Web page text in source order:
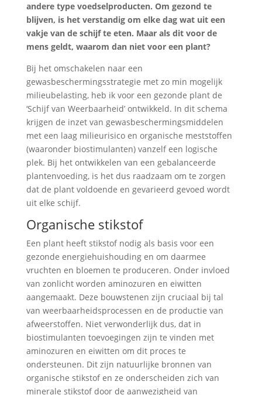
andere type voedselproducten. Om gezond te
blijven, is het verstandig om elke dag wat uit een
vakje van de schijf te eten. Maar als dit voor de
mens geldt, waarom dan niet voor een plant?
Bij het omschakelen naar een
gewasbeschermingsstrategie met zo min mogelijk
milieubelasting, heb ik voor een gezonde plant de
‘Schijf van Weerbaarheid’ ontwikkeld. In dit schema
krijgen de inzet van gewasbeschermingsmiddelen
met een laag milieurisico en organische meststoffen
(waaronder biostimulanten) vanzelf een logische
plek. Bij het ontwikkelen van een gebalanceerde
plantenvoeding, is het dus raadzaam om te zorgen
dat de plant voldoende en gevarieerd gevoed wordt
uit elke schijf.
Organische stikstof
Een plant heeft stikstof nodig als basis voor een
gezonde energiehuishouding en om daarmee
vruchten en bloemen te produceren. Onder invloed
van zonlicht worden aminozuren en eiwitten
aangemaakt. Deze bouwstenen zijn cruciaal bij tal
van weerbaarheidsprocessen en de productie van
afweerstoffen. Niet verwonderlijk dus, dat in
biostimulanten toevoegingen zijn te vinden met
aminozuren en eiwitten om dit proces te
ondersteunen. Dit zijn natuurlijke bronnen van
organische stikstof en ze onderscheiden zich van
minerale stikstof door de aanwezigheid van